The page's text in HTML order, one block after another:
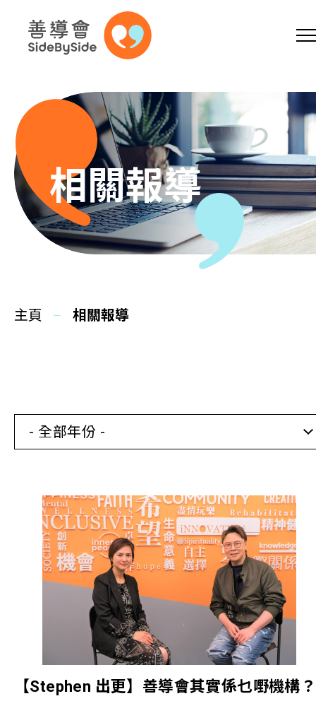
跳到內容（按回車鍵）
A A A EN
主頁
同你講故事
相關報導
關於本會
聯絡我們
相關報導
主頁 相關報導
- 全部年份 -
【Stephen 出更】善導會其實係乜嘢機構？